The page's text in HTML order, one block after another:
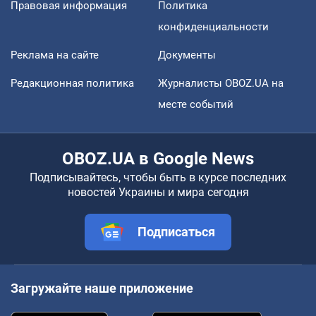
Правовая информация
Политика
конфиденциальности
Реклама на сайте Документы
Редакционная политика
Журналисты OBOZ.UA на
месте событий
OBOZ.UA в Google News
Подписывайтесь, чтобы быть в курсе последних
новостей Украины и мира сегодня
Подписаться
Загружайте наше приложение